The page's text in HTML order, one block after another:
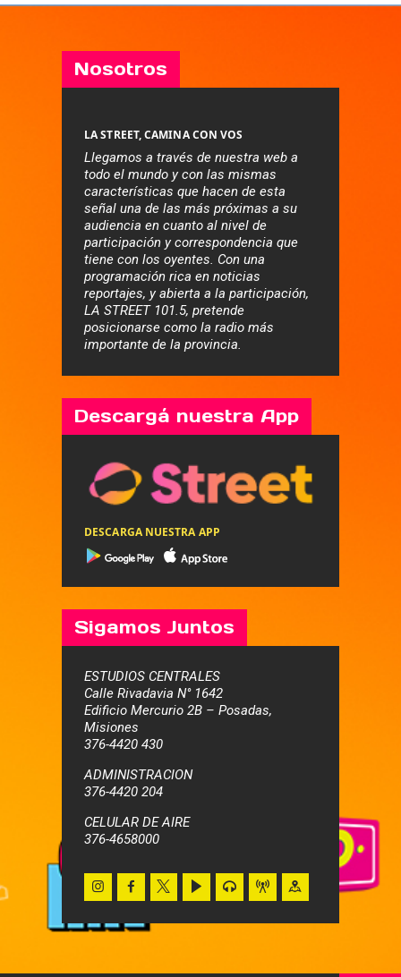
Nosotros
LA STREET, CAMINA CON VOS
Llegamos a través de nuestra web a
todo el mundo y con las mismas
características que hacen de esta
señal una de las más próximas a su
audiencia en cuanto al nivel de
participación y correspondencia que
tiene con los oyentes. Con una
programación rica en noticias
reportajes, y abierta a la participación,
LA STREET 101.5, pretende
posicionarse como la radio más
importante de la provincia.
Descargá nuestra App
DESCARGA NUESTRA APP
Sigamos Juntos
ESTUDIOS CENTRALES
Calle Rivadavia N° 1642
Edificio Mercurio 2B – Posadas,
Misiones
376-4420 430
ADMINISTRACION
376-4420 204
CELULAR DE AIRE
376-4658000